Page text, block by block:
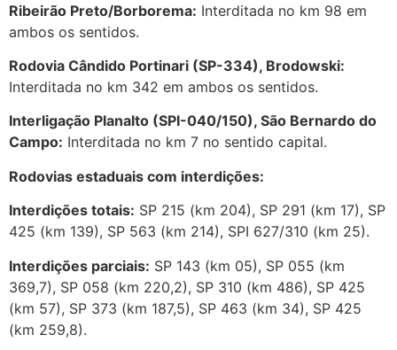
Ribeirão Preto/Borborema: Interditada no km 98 em
ambos os sentidos.
Rodovia Cândido Portinari (SP-334), Brodowski:
Interditada no km 342 em ambos os sentidos.
Interligação Planalto (SPI-040/150), São Bernardo do
Campo: Interditada no km 7 no sentido capital.
Rodovias estaduais com interdições:
Interdições totais: SP 215 (km 204), SP 291 (km 17), SP
425 (km 139), SP 563 (km 214), SPI 627/310 (km 25).
Interdições parciais: SP 143 (km 05), SP 055 (km
369,7), SP 058 (km 220,2), SP 310 (km 486), SP 425
(km 57), SP 373 (km 187,5), SP 463 (km 34), SP 425
(km 259,8).